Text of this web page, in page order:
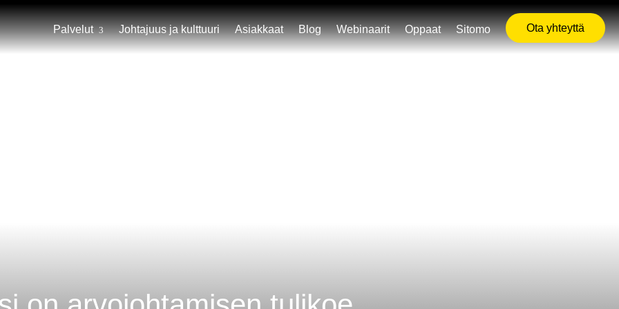
Palvelut Johtajuus ja kulttuuri Asiakkaat Blog Webinaarit Oppaat Sitomo Ota yhteyttä